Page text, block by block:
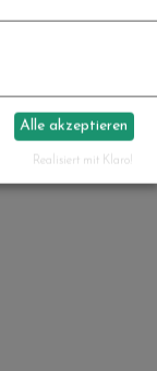
Alle akzeptieren
Realisiert mit Klaro!